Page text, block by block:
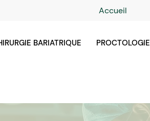
Accueil
BARIATRIQUE PROCTOLOGIE